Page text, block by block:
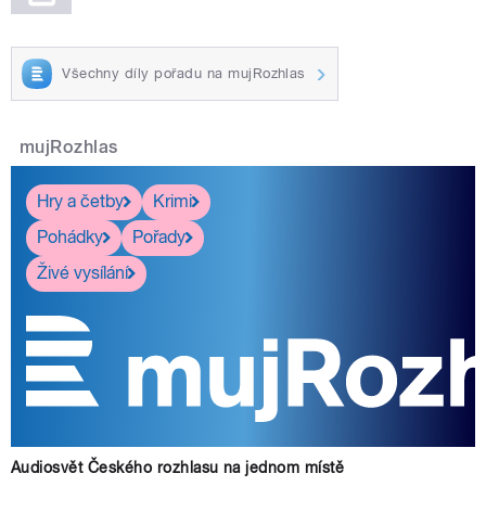
Všechny díly pořadu na mujRozhlas
mujRozhlas
Hry a četby
Krimi
Pohádky
Pořady
Živé vysílání
Audiosvět Českého rozhlasu na jednom místě